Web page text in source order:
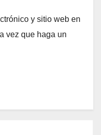
y sitio web en
vez que haga un